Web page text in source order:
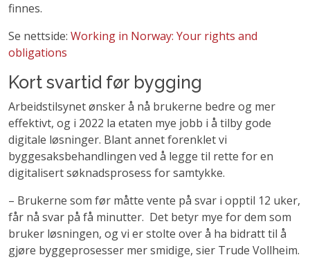
finnes.
Se nettside: Working in Norway: Your rights and
obligations
Kort svartid før bygging
Arbeidstilsynet ønsker å nå brukerne bedre og mer
effektivt, og i 2022 la etaten mye jobb i å tilby gode
digitale løsninger. Blant annet forenklet vi
byggesaksbehandlingen ved å legge til rette for en
digitalisert søknadsprosess for samtykke.
– Brukerne som før måtte vente på svar i opptil 12 uker,
får nå svar på få minutter. Det betyr mye for dem som
bruker løsningen, og vi er stolte over å ha bidratt til å
gjøre byggeprosesser mer smidige, sier Trude Vollheim.